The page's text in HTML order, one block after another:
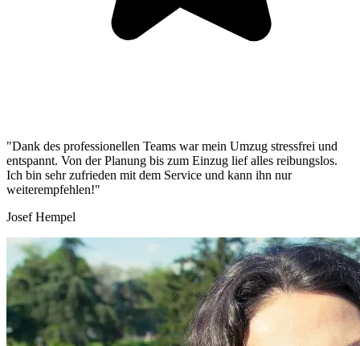
"Dank des professionellen Teams war mein Umzug stressfrei und
entspannt. Von der Planung bis zum Einzug lief alles reibungslos.
Ich bin sehr zufrieden mit dem Service und kann ihn nur
weiterempfehlen!"
Josef Hempel